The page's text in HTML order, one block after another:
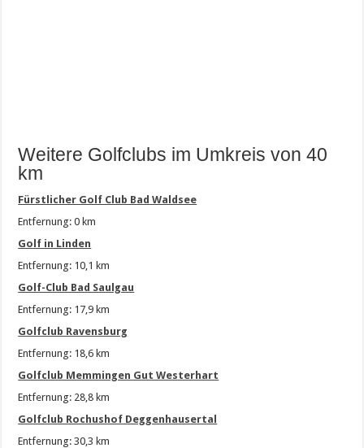
Weitere Golfclubs im Umkreis von 40
km
Fürstlicher Golf Club Bad Waldsee
Entfernung: 0 km
Golf in Linden
Entfernung: 10,1 km
Golf-Club Bad Saulgau
Entfernung: 17,9 km
Golfclub Ravensburg
Entfernung: 18,6 km
Golfclub Memmingen Gut Westerhart
Entfernung: 28,8 km
Golfclub Rochushof Deggenhausertal
Entfernung: 30,3 km